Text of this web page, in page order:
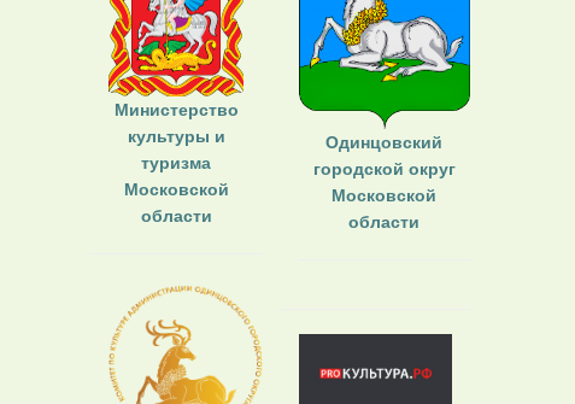
Министерство
культуры и
туризма
Московской
области
Одинцовский
городской округ
Московской
области